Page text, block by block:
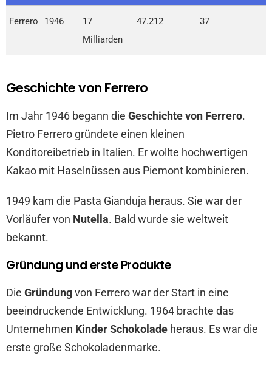
Ferrero 1946
17
Milliarden
47.212 37
Geschichte von Ferrero
Im Jahr 1946 begann die Geschichte von Ferrero.
Pietro Ferrero gründete einen kleinen
Konditoreibetrieb in Italien. Er wollte hochwertigen
Kakao mit Haselnüssen aus Piemont kombinieren.
1949 kam die Pasta Gianduja heraus. Sie war der
Vorläufer von Nutella. Bald wurde sie weltweit
bekannt.
Gründung und erste Produkte
Die Gründungvon Ferrero war der Start in eine
beeindruckende Entwicklung. 1964 brachte das
Unternehmen Kinder Schokolade heraus. Es war die
erste große Schokoladenmarke.